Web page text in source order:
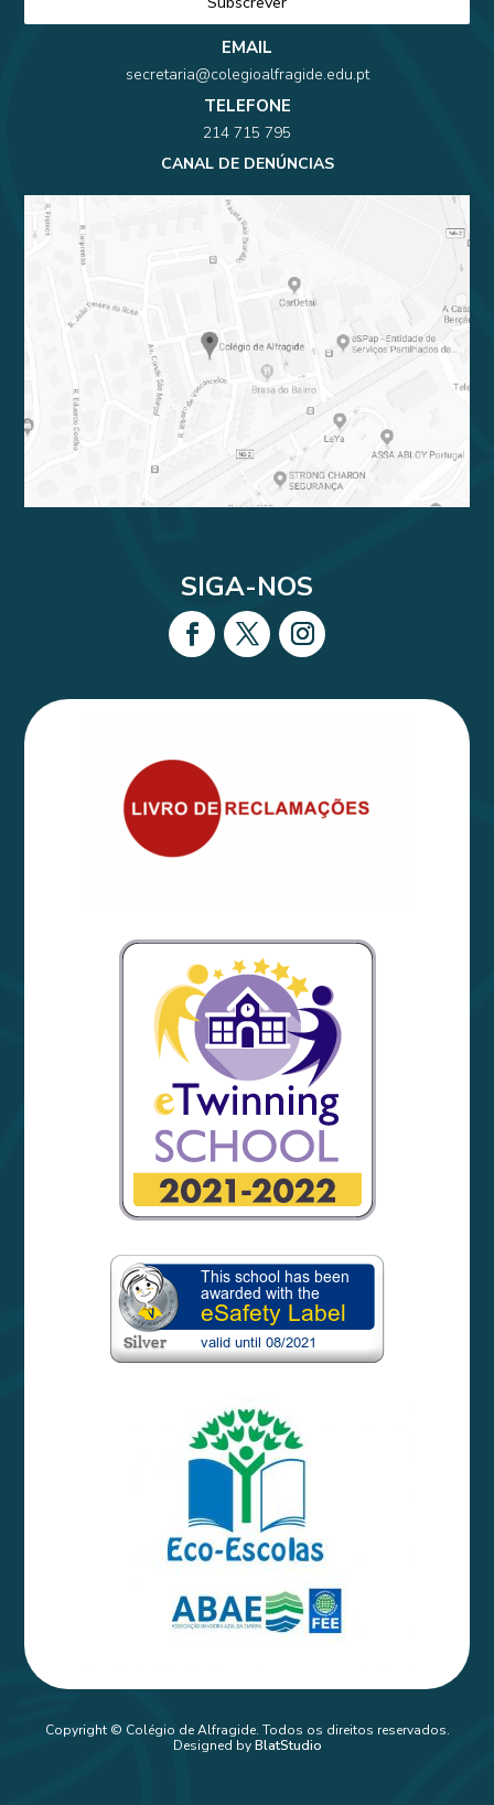
EMAIL
secretaria@colegioalfragide.edu.pt
TELEFONE
214 715 795
CANAL DE DENÚNCIAS
SIGA-NOS
Copyright © Colégio de Alfragide. Todos os direitos reservados.
Designed byBlatStudio